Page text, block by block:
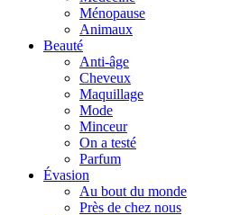
Ménopause
Animaux
Beauté
Anti-âge
Cheveux
Maquillage
Mode
Minceur
On a testé
Parfum
Évasion
Au bout du monde
Près de chez nous